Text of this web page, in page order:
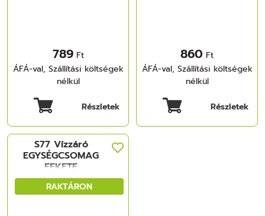
789 Ft
ÁFÁ-val, Szállítási költségek
nélkül
Részletek
860 Ft
ÁFÁ-val, Szállítási költségek
nélkül
Részletek
RAKTÁRON
S77 Vízzáró
EGYSÉGCSOMAG
FEKETE